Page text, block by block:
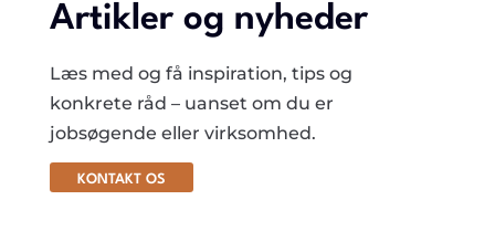
Artikler og nyheder
Læs med og få inspiration, tips og
konkrete råd – uanset om du er
jobsøgende eller virksomhed.
KONTAKT OS